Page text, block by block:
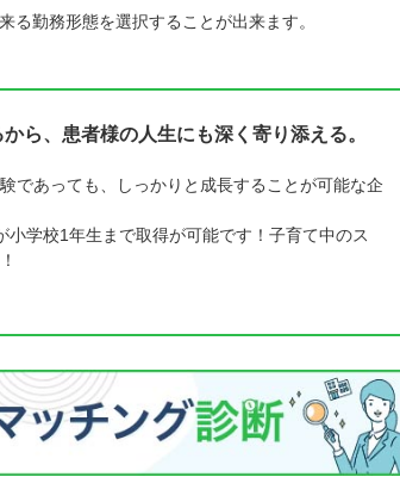
勤務形態を選択することが出来ます。
ら、患者様の人生にも深く寄り添える。
であっても、しっかりと成長することが可能な企
学校1年生まで取得が可能です！子育て中のス